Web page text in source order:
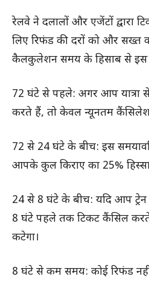
रेलवे ने दलालों और एजेंटों द्वारा
लिए रिफंड की दरों को और सख्त
कैलकुलेशन समय के हिसाब से इस
72 घंटे से पहले: अगर आप यात्रा
करते हैं, तो केवल न्यूनतम
72 से 24 घंटे के बीच: इस
आपके कुल किराए का 25% हिस्सा
24 से 8 घंटे के बीच: यदि आप
8 घंटे पहले तक टिकट कैंसिल करते
कटेगा।
8 घंटे से कम समय: कोई रिफंड